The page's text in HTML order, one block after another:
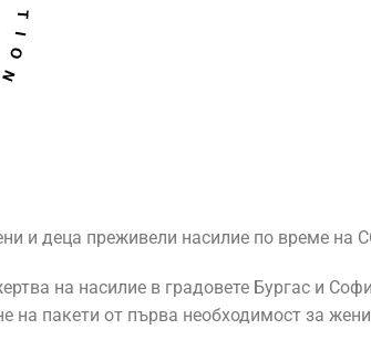
и деца преживели насилие по време на
на насилие в градовете Бургас и
на пакети от първа необходимост за